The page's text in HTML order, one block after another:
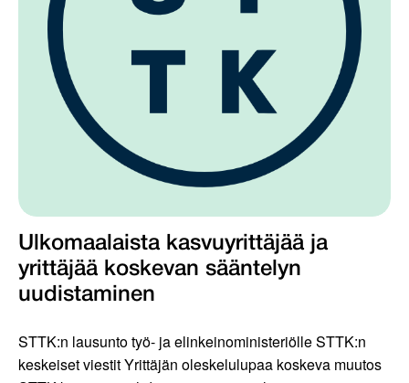
Ulkomaalaista kasvuyrittäjää ja
yrittäjää koskevan sääntelyn
uudistaminen
STTK:n lausunto työ- ja elinkeinoministeriölle STTK:n
keskeiset viestit Yrittäjän oleskelulupaa koskeva muutos